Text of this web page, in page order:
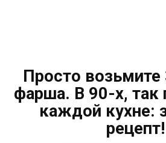
Просто
фарша. В 90-х, так
каждой кухне:
рецепт!